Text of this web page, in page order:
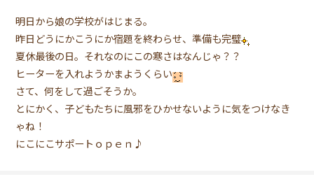
明日から娘の学校がはじまる。
昨日どうにかこうにか宿題を終わらせ、準備も完璧
夏休最後の日。それなのにこの寒さはなんじゃ？？
ヒーターを入れようかまようくらい
さて、何をして過ごそうか。
とにかく、子どもたちに風邪をひかせないように気をつけなき
ゃね！
にこにこサポートｏｐｅｎ♪